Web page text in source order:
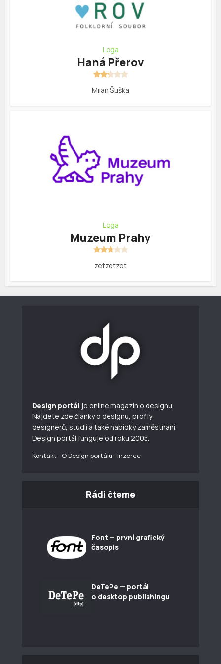
Loga
Haná Přerov
Milan Šuška
Loga
Muzeum Prahy
zetzetzet
Design portál je online magazín o designu.
Najdete zde články o designu, profily
designerů, studií a také nabídky zaměstnání.
Design portál funguje od roku 2005.
Kontakt O Design portálu Inzerce
Rádi čteme
Font — první grafický
časopis
DeTePe — portál
o desktop publishingu